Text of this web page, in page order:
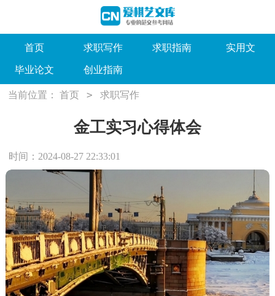
首页 求职写作 求职指南 实用文
毕业论文 创业指南
当前位置： 首页 > 求职写作
金工实习心得体会
时间：2024-08-27 22:33:01